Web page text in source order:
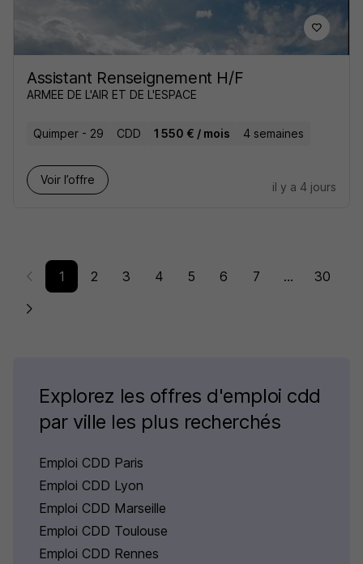
Assistant Renseignement H/F
ARMEE DE L'AIR ET DE L'ESPACE
Quimper - 29 CDD 1 550 € / mois 4 semaines
Voir l’offre
il y a 4 jours
1 2 3 4 5 6 7 ... 30
Explorez les offres d'emploi cdd
par ville les plus recherchés
Emploi CDD Paris
Emploi CDD Lyon
Emploi CDD Marseille
Emploi CDD Toulouse
Emploi CDD Rennes